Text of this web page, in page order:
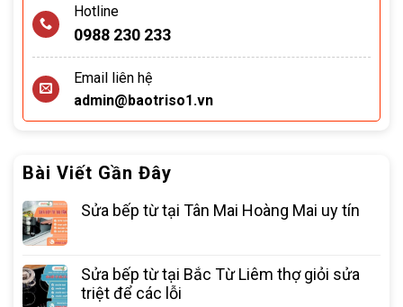
Hotline
0988 230 233
Email liên hệ
admin@baotriso1.vn
Bài Viết Gần Đây
Sửa bếp từ tại Tân Mai Hoàng Mai uy tín
Sửa bếp từ tại Bắc Từ Liêm thợ giỏi sửa
triệt để các lỗi